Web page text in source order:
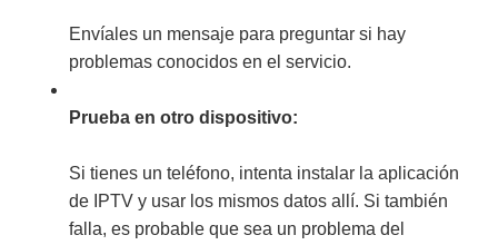
Envíales un mensaje para preguntar si hay
problemas conocidos en el servicio.
Prueba en otro dispositivo:
Si tienes un teléfono, intenta instalar la aplicación
de IPTV y usar los mismos datos allí. Si también
falla, es probable que sea un problema del